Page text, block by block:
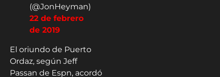
(@JonHeyman)
22 de febrero
de 2019
El oriundo de Puerto
Ordaz, según Jeff
Passan de Espn, acordó